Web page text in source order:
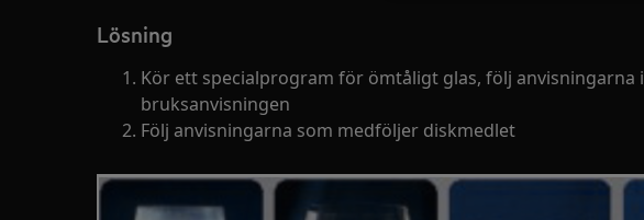
Lösning
Kör ett specialprogram för ömtåligt glas, följ anvisningarna i
bruksanvisningen
Följ anvisningarna som medföljer diskmedlet